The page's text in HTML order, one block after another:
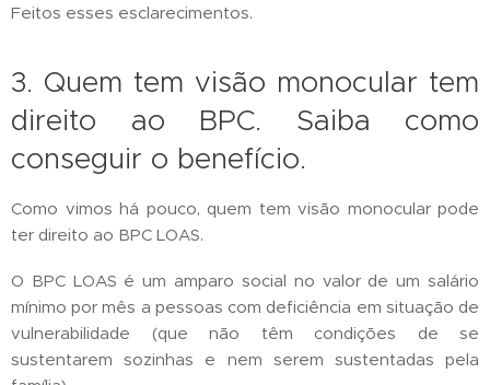
Feitos esses esclarecimentos.
3. Quem tem visão monocular tem
direito ao BPC. Saiba como
conseguir o benefício.
Como vimos há pouco, quem tem visão monocular pode
ter direito ao BPC LOAS.
O BPC LOAS é um amparo social no valor de um salário
mínimo por mês a pessoas com deficiência em situação de
vulnerabilidade (que não têm condições de se
sustentarem sozinhas e nem serem sustentadas pela